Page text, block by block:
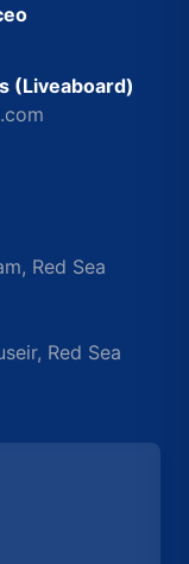
(Liveaboard)
Red Sea
Red Sea